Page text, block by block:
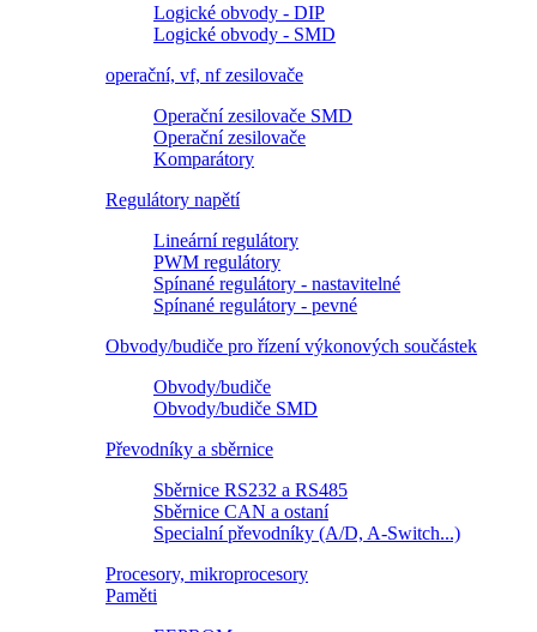
Logické obvody - DIP
Logické obvody - SMD
operační, vf, nf zesilovače
Operační zesilovače SMD
Operační zesilovače
Komparátory
Regulátory napětí
Lineární regulátory
PWM regulátory
Spínané regulátory - nastavitelné
Spínané regulátory - pevné
Obvody/budiče pro řízení výkonových součástek
Obvody/budiče
Obvody/budiče SMD
Převodníky a sběrnice
Sběrnice RS232 a RS485
Sběrnice CAN a ostaní
Specialní převodníky (A/D, A-Switch...)
Procesory, mikroprocesory
Paměti